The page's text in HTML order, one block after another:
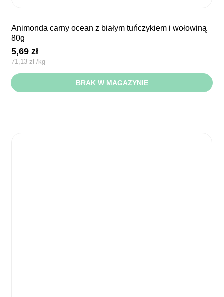
animonda carny ocean z białym tuńczykiem i wołowiną
80g
5,69zł
71,13 zł /kg
BRAK W MAGAZYNIE